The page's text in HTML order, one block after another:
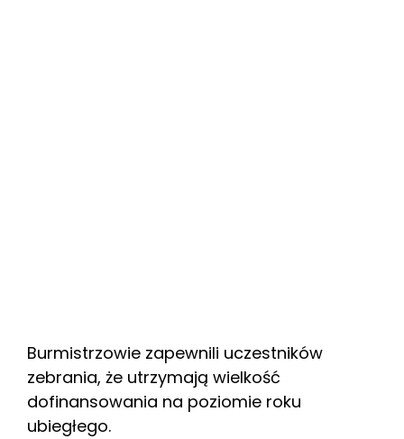
Burmistrzowie zapewnili uczestników
zebrania, że utrzymają wielkość
dofinansowania na poziomie roku
ubiegłego.